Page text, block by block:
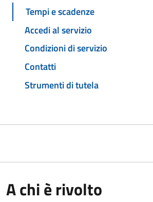
Tempi e scadenze
Accedi al servizio
Condizioni di servizio
Contatti
Strumenti di tutela
A chi è rivolto